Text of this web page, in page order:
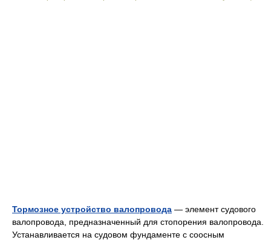
Тормозное устройство валопровода — элемент судового
валопровода, предназначенный для стопорения валопровода.
Устанавливается на судовом фундаменте с соосным